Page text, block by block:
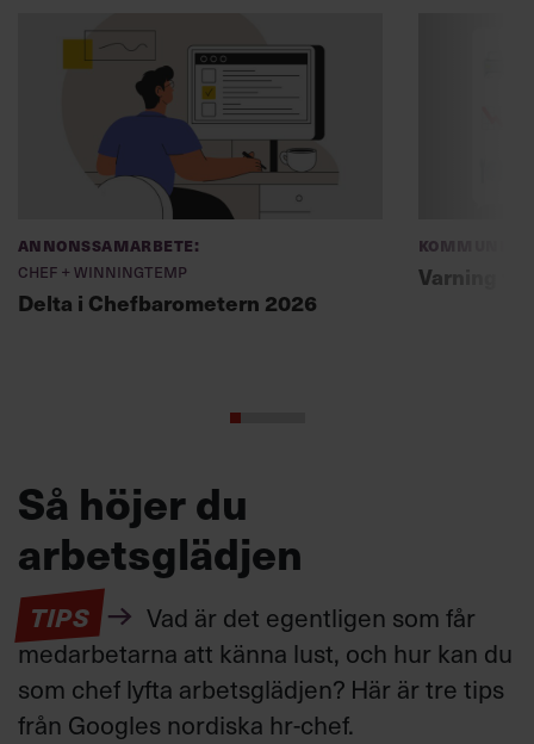
Annonssamarbete:
Chef + Winningtemp
Delta i Chefbarometern 2026
Varning
Så höjer du
arbetsglädjen
TIPS
Vad är det egentligen som får
medarbetarna att känna lust, och hur kan du
som chef lyfta arbetsglädjen? Här är tre tips
från Googles nordiska hr-chef.